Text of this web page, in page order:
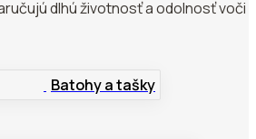
Navijaky
Predná brzda
dlhú životnosť a odolnosť voči
Batohy a tašky